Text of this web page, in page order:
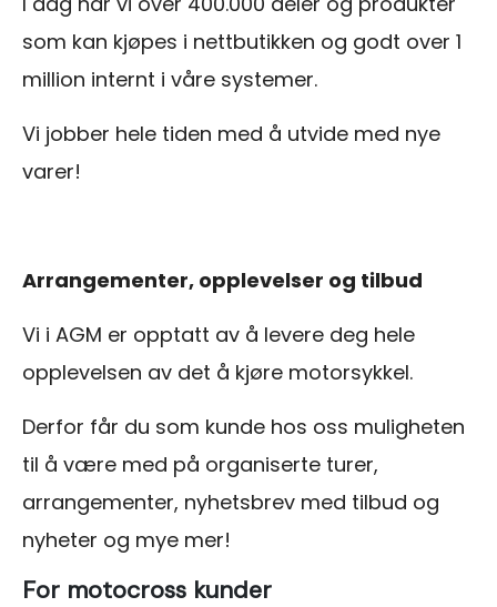
som kan kjøpes i nettbutikken og godt over 1
million internt i våre systemer.
Vi jobber hele tiden med å utvide med nye
varer!
Arrangementer, opplevelser og tilbud
Vi i AGM er opptatt av å levere deg hele
opplevelsen av det å kjøre motorsykkel.
Derfor får du som kunde hos oss muligheten
til å være med på organiserte turer,
arrangementer, nyhetsbrev med tilbud og
nyheter og mye mer!
For motocross kunder